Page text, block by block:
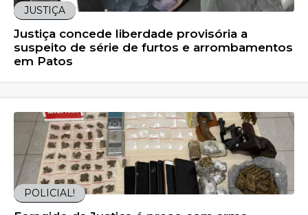
JUSTIÇA
Justiça concede liberdade provisória a
suspeito de série de furtos e arrombamentos
em Patos
POLICIAL!